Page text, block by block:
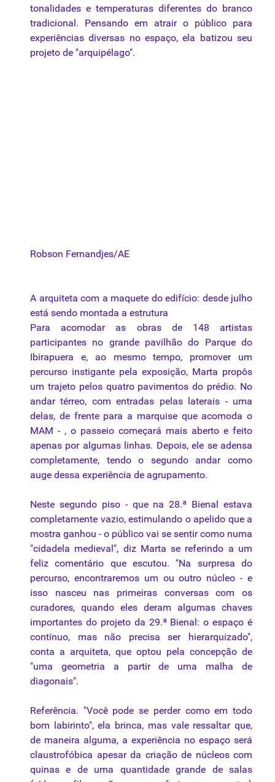
tonalidades e temperaturas diferentes do branco
tradicional. Pensando em atrair o público para
experiências diversas no espaço, ela batizou seu
projeto de "arquipélago".
Robson Fernandjes/AE
A arquiteta com a maquete do edifício: desde julho
está sendo montada a estrutura
Para acomodar as obras de 148 artistas
participantes no grande pavilhão do Parque do
Ibirapuera e, ao mesmo tempo, promover um
percurso instigante pela exposição, Marta propôs
um trajeto pelos quatro pavimentos do prédio. No
andar térreo, com entradas pelas laterais - uma
delas, de frente para a marquise que acomoda o
MAM - , o passeio começará mais aberto e feito
apenas por algumas linhas. Depois, ele se adensa
completamente, tendo o segundo andar como
auge dessa experiência de agrupamento.
Neste segundo piso - que na 28.ª Bienal estava
completamente vazio, estimulando o apelido que a
mostra ganhou - o público vai se sentir como numa
"cidadela medieval", diz Marta se referindo a um
feliz comentário que escutou. "Na surpresa do
percurso, encontraremos um ou outro núcleo - e
isso nasceu nas primeiras conversas com os
curadores, quando eles deram algumas chaves
importantes do projeto da 29.ª Bienal: o espaço é
contínuo, mas não precisa ser hierarquizado",
conta a arquiteta, que optou pela concepção de
"uma geometria a partir de uma malha de
diagonais".
Referência. "Você pode se perder como em todo
bom labirinto", ela brinca, mas vale ressaltar que,
de maneira alguma, a experiência no espaço será
claustrofóbica apesar da criação de núcleos com
quinas e de uma quantidade grande de salas